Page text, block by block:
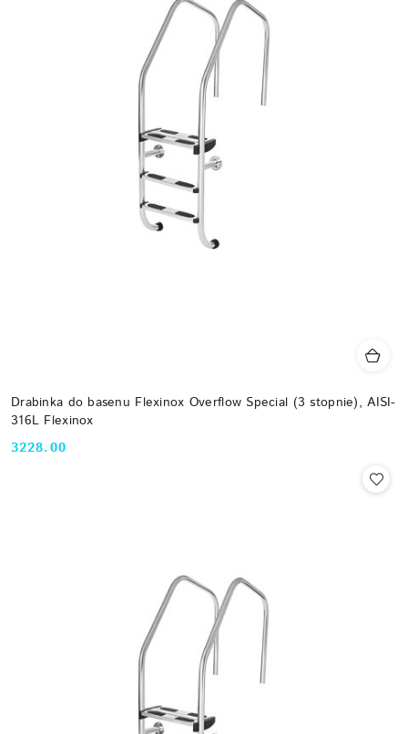
Drabinka do basenu Flexinox Overflow Special (3 stopnie), AISI-
316L Flexinox
Cena:
3228.00